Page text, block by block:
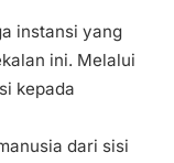
instansi yang
ini. Melalui
kepada
dari sisi